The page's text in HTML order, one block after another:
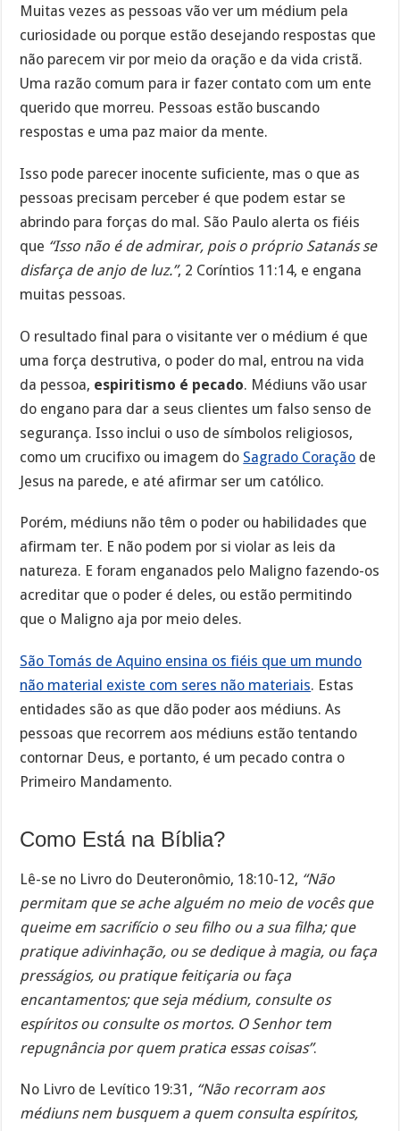
Muitas vezes as pessoas vão ver um médium pela
curiosidade ou porque estão desejando respostas que
não parecem vir por meio da oração e da vida cristã.
Uma razão comum para ir fazer contato com um ente
querido que morreu. Pessoas estão buscando
respostas e uma paz maior da mente.
Isso pode parecer inocente suficiente, mas o que as
pessoas precisam perceber é que podem estar se
abrindo para forças do mal. São Paulo alerta os fiéis
que “Isso não é de admirar, pois o próprio Satanás se
disfarça de anjo de luz.”, 2 Coríntios 11:14, e engana
muitas pessoas.
O resultado final para o visitante ver o médium é que
uma força destrutiva, o poder do mal, entrou na vida
da pessoa, espiritismo é pecado. Médiuns vão usar
do engano para dar a seus clientes um falso senso de
segurança. Isso inclui o uso de símbolos religiosos,
como um crucifixo ou imagem do Sagrado Coração de
Jesus na parede, e até afirmar ser um católico.
Porém, médiuns não têm o poder ou habilidades que
afirmam ter. E não podem por si violar as leis da
natureza. E foram enganados pelo Maligno fazendo-os
acreditar que o poder é deles, ou estão permitindo
que o Maligno aja por meio deles.
São Tomás de Aquino ensina os fiéis que um mundo
não material existe com seres não materiais. Estas
entidades são as que dão poder aos médiuns. As
pessoas que recorrem aos médiuns estão tentando
contornar Deus, e portanto, é um pecado contra o
Primeiro Mandamento.
Como Está na Bíblia?
Lê-se no Livro do Deuteronômio, 18:10-12, “Não
permitam que se ache alguém no meio de vocês que
queime em sacrifício o seu filho ou a sua filha; que
pratique adivinhação, ou se dedique à magia, ou faça
presságios, ou pratique feitiçaria ou faça
encantamentos; que seja médium, consulte os
espíritos ou consulte os mortos. O Senhor tem
repugnância por quem pratica essas coisas”.
No Livro de Levítico 19:31, “Não recorram aos
médiuns nem busquem a quem consulta espíritos,